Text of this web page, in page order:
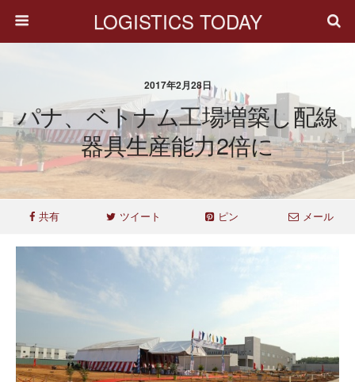
LOGISTICS TODAY
2017年2月28日
パナ、ベトナム工場増築し配線
器具生産能力2倍に
共有 ツイート ピン メール